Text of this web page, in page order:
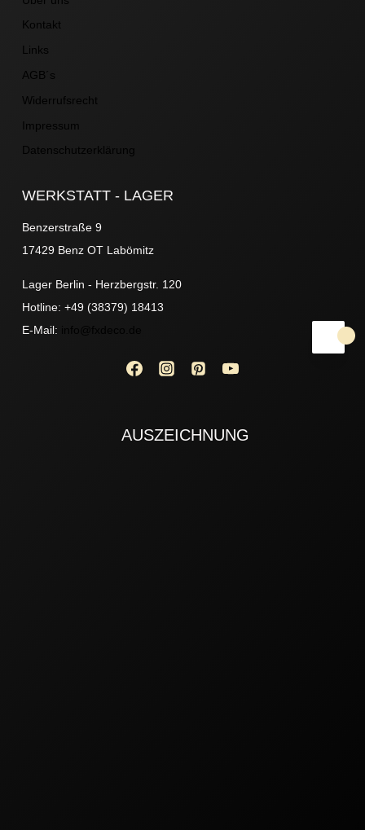
Kontakt
Links
AGB´s
Widerrufsrecht
Impressum
Datenschutzerklärung
WERKSTATT - LAGER
Benzerstraße 9
17429 Benz OT Labömitz
Lager Berlin - Herzbergstr. 120
Hotline: +49 (38379) 18413
E-Mail:
AUSZEICHNUNG